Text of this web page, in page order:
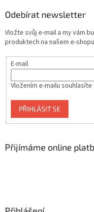
Odebírat newsletter
Vložte svůj e-mail a my vám
produktech na našem e-
E-mail
Vložením e-mailu souhlasíte
PŘIHLÁSIT SE
Přijímáme online